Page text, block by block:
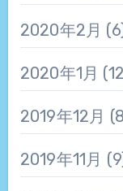
2020年2月
2020年1月
2019年12月
2019年11月